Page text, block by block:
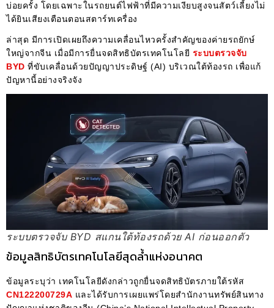
บ่อยครั้ง โดยเฉพาะในรถยนต์ไฟฟ้าที่มีความเงียบสูงจนสัตว์เลี้ยงไม่
ได้ยินเสียงเตือนตอนสตาร์ทเครื่อง
ล่าสุด มีการเปิดเผยถึงความเคลื่อนไหวครั้งสำคัญของค่ายรถยักษ์
ใหญ่จากจีน เมื่อมีการยื่นจดสิทธิบัตรเทคโนโลยี ระบบตรวจจับ
BYD ที่ขับเคลื่อนด้วยปัญญาประดิษฐ์ (AI) บริเวณใต้ท้องรถ เพื่อแก้
ปัญหานี้อย่างจริงจัง
ระบบตรวจจับ BYD สแกนใต้ท้องรถด้วย AI ก่อนออกตัว
ข้อมูลสิทธิบัตรเทคโนโลยีสุดล้ำแห่งอนาคต
ข้อมูลระบุว่า เทคโนโลยีดังกล่าวถูกยื่นจดสิทธิบัตรภายใต้รหัส
CN122200729A และได้รับการเผยแพร่โดยสำนักงานทรัพย์สินทาง